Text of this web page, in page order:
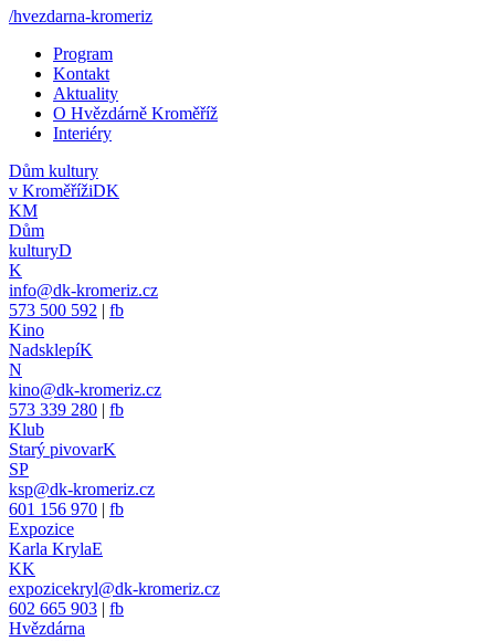
/hvezdarna-kromeriz
Program
Kontakt
Aktuality
O Hvězdárně Kroměříž
Interiéry
Dům kultury
v KroměřížiDK
KM
Dům
kulturyD
K
info@dk-kromeriz.cz
573 500 592 | fb
Kino
NadsklepíK
N
kino@dk-kromeriz.cz
573 339 280 | fb
Klub
Starý pivovarK
SP
ksp@dk-kromeriz.cz
601 156 970 | fb
Expozice
Karla KrylaE
KK
expozicekryl@dk-kromeriz.cz
602 665 903 | fb
Hvězdárna